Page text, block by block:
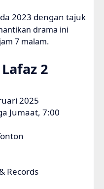
2023 dengan tajuk
drama ini
7 malam.
2
2025
Jumaat, 7:00
Records